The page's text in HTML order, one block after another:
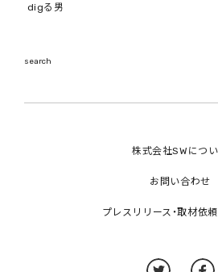
株式会社SWにつ
お問い合わせ
プレスリリース・取材依
digる男
search